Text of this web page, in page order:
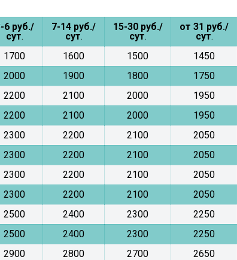
6 руб./
сут.
7-14 руб./
сут.
15-30 руб./
сут.
от 31 руб./
сут.
1700 1600 1500 1450
2000 1900 1800 1750
2200 2100 2000 1950
2200 2100 2000 1950
2300 2200 2100 2050
2300 2200 2100 2050
2300 2200 2100 2050
2300 2200 2100 2050
2500 2400 2300 2250
2500 2400 2300 2250
2900 2800 2700 2650